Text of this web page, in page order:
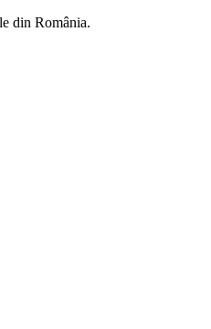
din România.